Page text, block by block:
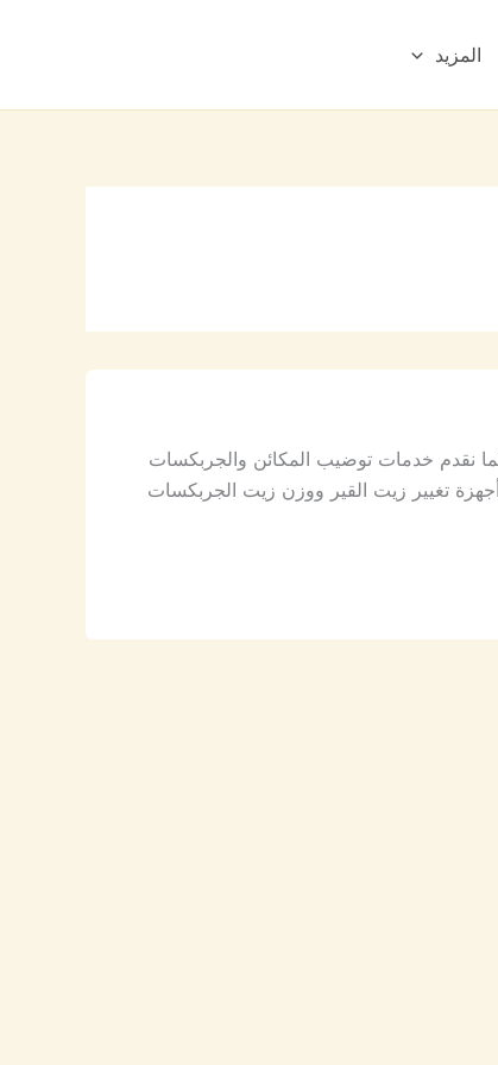
المزيد
نقدم خدمات توضيب المكائن والجربكسات
تغيير زيت القير ووزن زيت الجربكسات